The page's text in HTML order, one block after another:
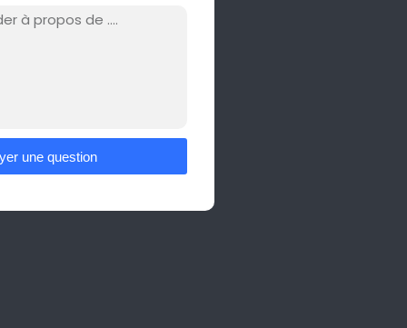
une question